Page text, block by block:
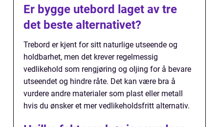
Er bygge utebord laget av tre
det beste alternativet?
Trebord er kjent for sitt naturlige utseende og
holdbarhet, men det krever regelmessig
vedlikehold som rengjøring og oljing for å bevare
utseendet og hindre råte. Det kan være bra å
vurdere andre materialer som plast eller metall
hvis du ønsker et mer vedlikeholdsfritt alternativ.